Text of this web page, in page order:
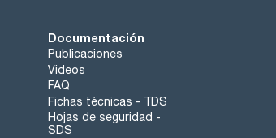
Documentación
Publicaciones
Videos
FAQ
Fichas técnicas - TDS
Hojas de seguridad -
SDS